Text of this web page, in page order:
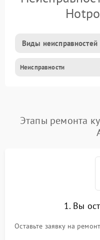
Виды неисправностей
Неисправности
Этапы ремонта
1. Вы
Оставьте заявку на